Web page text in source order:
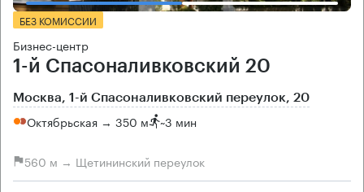
БЕЗ КОМИССИИ
Бизнес-центр
1-й Спасоналивковский 20
Москва, 1-й Спасоналивковский переулок, 20
Октябрьская → 350 м ~3 мин
560 м → Щетининский переулок